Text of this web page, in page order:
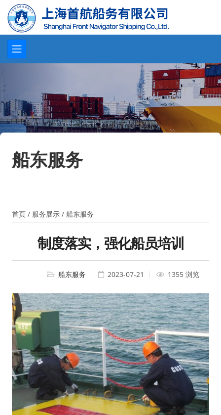
船东服务
首页 / 服务展示 / 船东服务
制度落实，强化船员培训
船东服务 2023-07-21 1355 浏览